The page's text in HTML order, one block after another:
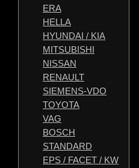
ERA
HELLA
HYUNDAI / KIA
MITSUBISHI
NISSAN
RENAULT
SIEMENS-VDO
TOYOTA
VAG
BOSCH
STANDARD
EPS / FACET / KW